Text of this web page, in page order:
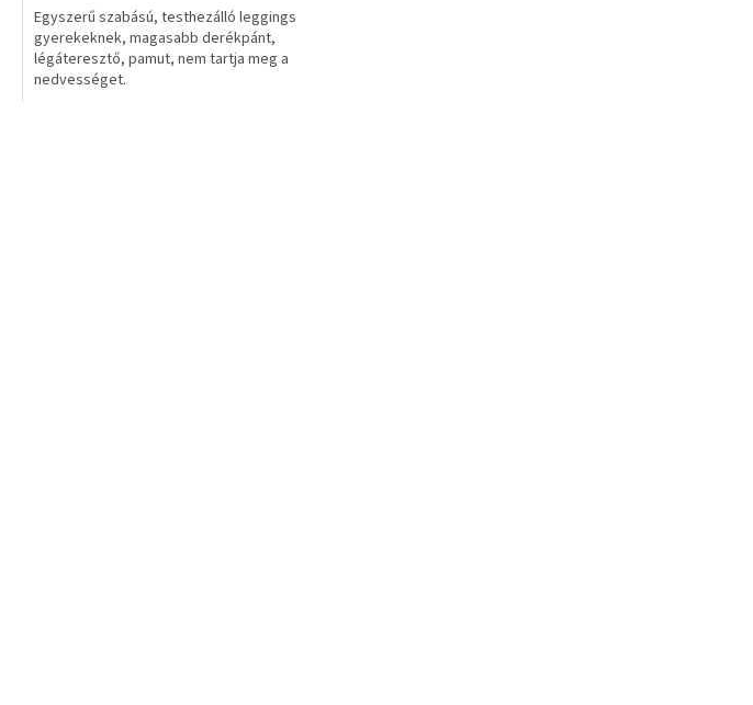
Egyszerű szabású, testhezálló leggings
gyerekeknek, magasabb derékpánt,
légáteresztő, pamut, nem tartja meg a
nedvességet.